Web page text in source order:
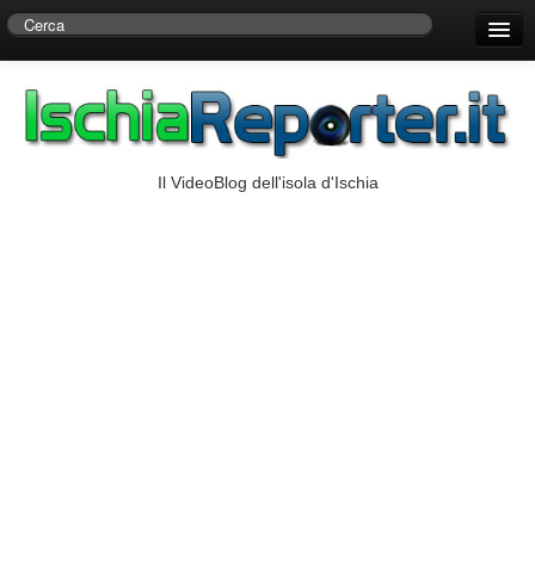
Centro di Ricerche Storiche D’Ambra
Il VideoBlog dell'isola d'Ischia